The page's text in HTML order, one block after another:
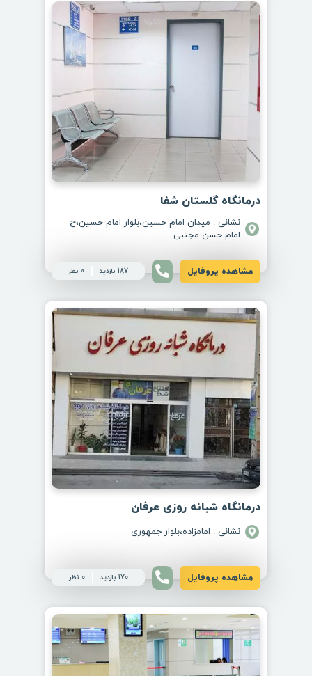
درمانگاه گلستان شفا
نشانی : میدان امام حسین،بلوار امام حسین،خ
امام حسن مجتبی
مشاهده پروفایل 187 بازدید 0 نظر
درمانگاه شبانه روزی عرفان
نشانی : امامزاده،بلوار جمهوری
مشاهده پروفایل 170 بازدید 0 نظر